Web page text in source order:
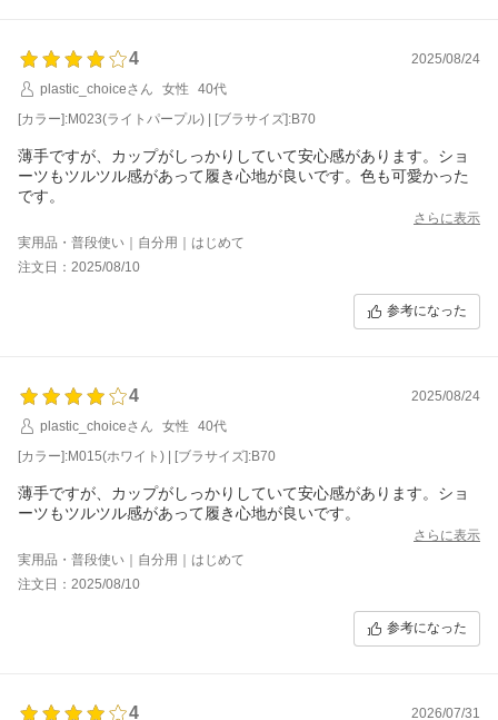
4
2025/08/24
plastic_choiceさん
女性
40代
[カラー]:M023(ライトパープル) | [ブラサイズ]:B70
薄手ですが、カップがしっかりしていて安心感があります。ショ
ーツもツルツル感があって履き心地が良いです。色も可愛かった
です。
さらに表示
実用品・普段使い｜自分用｜はじめて
注文日：2025/08/10
参考になった
4
2025/08/24
plastic_choiceさん
女性
40代
[カラー]:M015(ホワイト) | [ブラサイズ]:B70
薄手ですが、カップがしっかりしていて安心感があります。ショ
ーツもツルツル感があって履き心地が良いです。
さらに表示
実用品・普段使い｜自分用｜はじめて
注文日：2025/08/10
参考になった
4 2026/07/31